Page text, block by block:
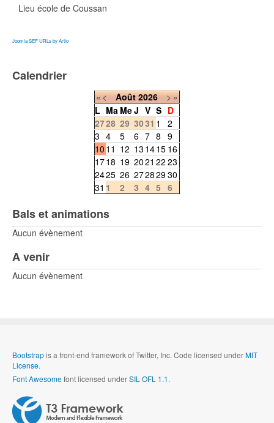
Lieu école de Coussan
Joomla SEF URLs by Artio
Calendrier
«< Août 2026 >»
L Ma MeJ V S D
2728 29 3031 1
2
3 4 5 6 7 8 9
10 11 12 13 1415 16
1718 19 2021 22 23
2425 26 27282930
31 1 2 3 4 5 6
Bals et animations
Aucun évènement
A venir
Aucun évènement
Bootstrapis a front-end framework of Twitter, Inc. Code licensed underMIT
License.
Font Awesomefont licensed underSIL OFL 1.1.